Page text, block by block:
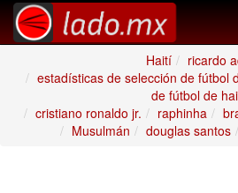
Haití
ricardo
estadísticas de selección de fútbol
de fútbol de
cristiano ronaldo jr.
raphinha
Musulmán
douglas santos